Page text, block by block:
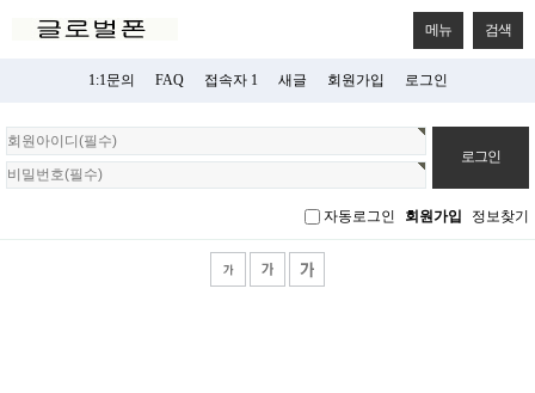
메뉴 검색
1:1문의 FAQ 접속자 1 새글 회원가입 로그인
회
원
로
자동로그인 회원가입 정보찾기